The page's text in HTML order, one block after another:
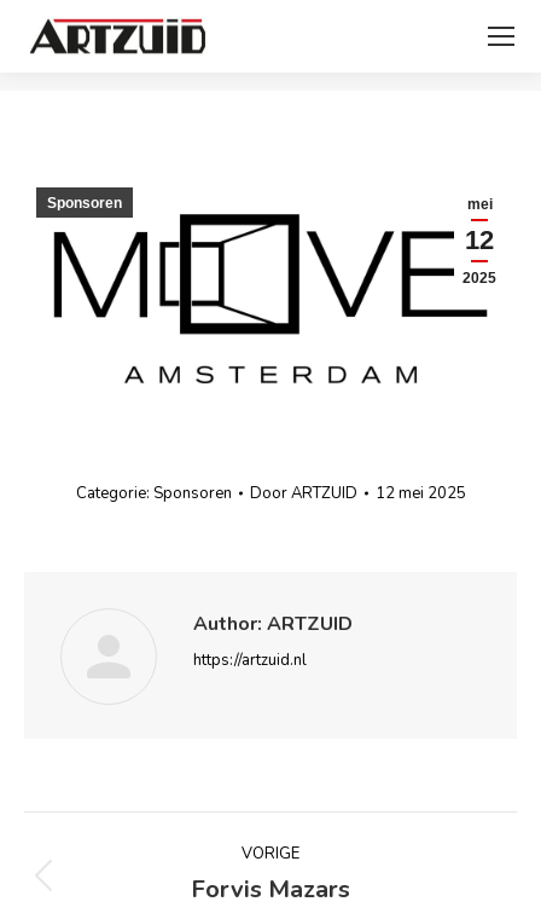
mei
12
2025
Sponsoren
Categorie: Sponsoren DoorARTZUID 12 mei 2025
Author: ARTZUID
https://artzuid.nl
navigatie
VORIGE
Vorig
Forvis Mazars